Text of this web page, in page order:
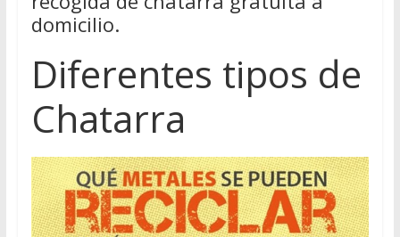
domicilio.
Diferentes tipos de
Chatarra